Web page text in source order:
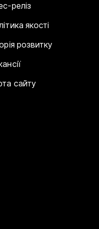
реліз
якості
розвитку
сайту